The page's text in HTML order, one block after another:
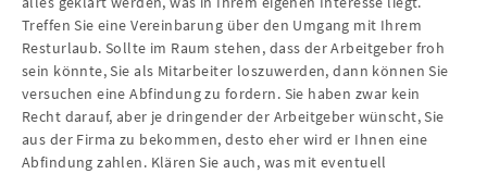
Treffen Sie eine Vereinbarung über den Umgang mit Ihrem
Resturlaub. Sollte im Raum stehen, dass der Arbeitgeber froh
sein könnte, Sie als Mitarbeiter loszuwerden, dann können Sie
versuchen eine Abfindung zu fordern. Sie haben zwar kein
Recht darauf, aber je dringender der Arbeitgeber wünscht, Sie
aus der Firma zu bekommen, desto eher wird er Ihnen eine
Abfindung zahlen. Klären Sie auch, was mit eventuell